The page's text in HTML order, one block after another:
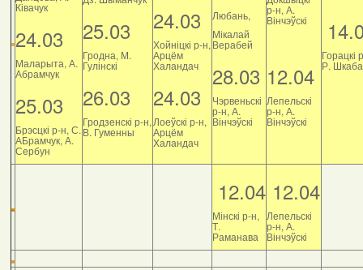
Ківачук
24.03
Маларыта, А.
Абрамчук
25.03
Брэсцкі р-н, С.
АБрамчук, А.
Сербун
25.03
Гродна, М.
Гулінскі
26.03
Гродзенскі р-н,
В. Гуменны
24.03
Хойніцкі р-н,
Арцём
Халандач
24.03
Лоеўскі р-н,
Арцём
Халандач
Любань,
Мікалай
Верабей
28.03
Чэрвеньскі
р-н, А.
Вінчэўскі
р-н, А.
Вінчэўскі
12.04
Лепельскі
р-н, А.
Вінчэўскі
Горацкі
Р.
12.04
Мінскі р-н,
Т.
Раманава
12.04
Лепельскі
р-н, А.
Вінчэўскі